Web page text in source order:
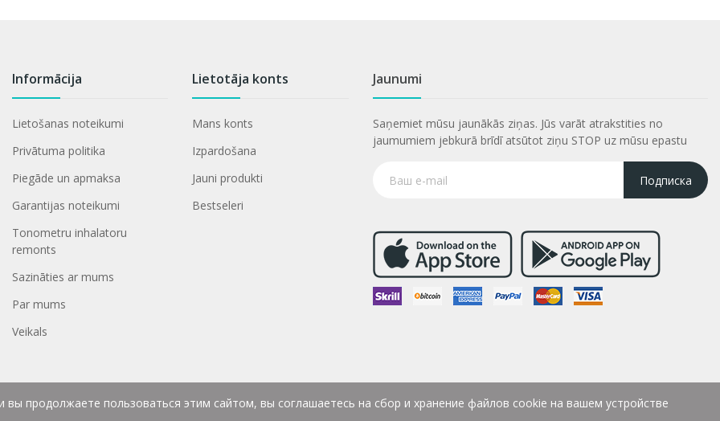
Informācija
Lietošanas noteikumi
Privātuma politika
Piegāde un apmaksa
Garantijas noteikumi
Tonometru inhalatoru
remonts
Sazināties ar mums
Par mums
Veikals
Lietotāja konts
Mans konts
Izpardošana
Jauni produkti
Bestseleri
Jaunumi
Saņemiet mūsu jaunākās ziņas. Jūs varāt atrakstities no
jaumumiem jebkurā brīdī atsūtot ziņu STOP uz mūsu epastu
Подписка
вы продолжаете пользоваться этим сайтом, вы соглашаетесь на сбор и хранение файлов cookie на вашем устройстве